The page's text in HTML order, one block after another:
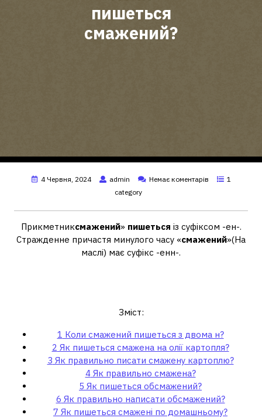
пишеться
смажений?
4 Червня, 2024 admin Немає коментарів
1
category
Прикметниксмажений» пишеться із суфіксом -ен-.
Стражденне причастя минулого часу «смажений»(На
маслі) має суфікс -енн-.
Зміст:
1 Коли смажений пишеться з двома н?
2 Як пишеться смажена на олії картопля?
3 Як правильно писати смажену картоплю?
4Як правильно смажена?
5 Як пишеться обсмажений?
6 Як правильно написати обсмажений?
7 Як пишеться смажені по домашньому?